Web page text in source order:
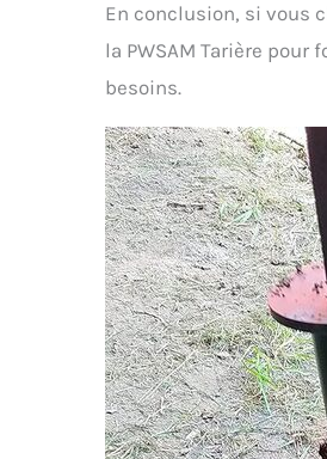
En conclusion, si vous
la PWSAM Tarière
besoins.